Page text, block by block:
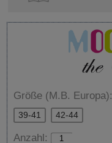
Größe (M.B. Europa):
39-41 42-44
Anzahl: